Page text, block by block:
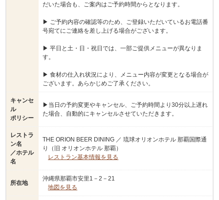
だいた場合も、ご案内はご予約時間からとなります。
▶ ご予約内容の確認等のため、ご登録いただいているお電話番
号宛てにご連絡を差し上げる場合がございます。
▶ 平日と土・日・祝日では、一部ご提供メニューが異なりま
す。
▶ 食材の仕入れ状況により、メニュー内容が変更となる場合が
ございます。あらかじめご了承ください。
キャンセ
ル
ポリシー
▶当日の予約変更やキャンセル、ご予約時間より30分以上遅れ
た場合、自動的にキャンセルさせていただきます。
レストラ
ン名
／ホテル
名
THE ORION BEER DINING ／ 琉球オリオンホテル 那覇国際通
り（旧 オリオンホテル 那覇）
レストラン基本情報を見る
所在地
沖縄県那覇市安里1－2－21
地図を見る